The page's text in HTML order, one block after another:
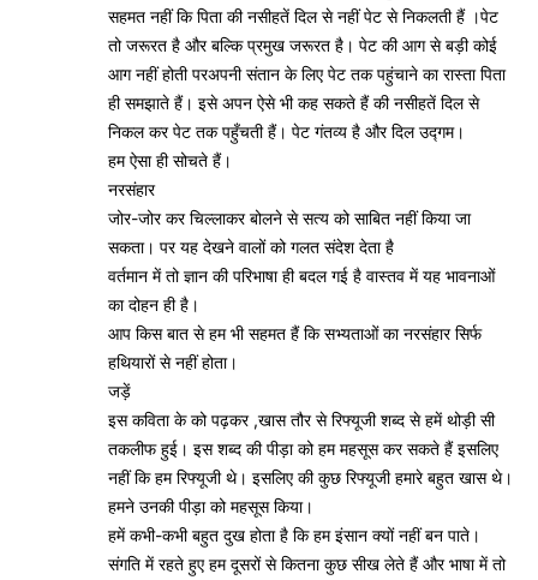
सहमत नहीं कि‌ पिता की नसीहतें दिल से नहीं पेट से निकलती हैं ।पेट
तो जरूरत है और बल्कि प्रमुख जरूरत है। पेट की आग से बड़ी कोई
आग नहीं होती परअपनी संतान के लिए पेट तक पहुंचाने का रास्ता पिता
ही समझाते हैं। इसे अपन ऐसे भी कह सकते हैं की नसीहतें दिल से
निकल कर पेट तक पहुँचती हैं। पेट गंतव्य है और दिल उद्गम।
हम ऐसा ही सोचते हैं।
नरसंहार
जोर-जोर कर चिल्लाकर बोलने से सत्य को साबित नहीं किया जा
सकता। पर यह देखने वालों को गलत संदेश देता है
वर्तमान में तो ज्ञान की परिभाषा ही बदल गई है वास्तव में यह भावनाओं
का दोहन ही है।
आप किस बात से हम भी सहमत हैं कि सभ्यताओं का नरसंहार सिर्फ
हथियारों से नहीं होता।
जड़ें
इस कविता के को पढ़कर ,खास तौर से रिफ्यूजी शब्द से हमें थोड़ी सी
तकलीफ हुई। इस शब्द की पीड़ा को हम महसूस कर सकते हैं इसलिए
नहीं कि हम रिफ्यूजी थे। इसलिए की कुछ रिफ्यूजी हमारे बहुत खास थे।
हमने उनकी पीड़ा को महसूस किया।
हमें कभी-कभी बहुत दुख होता है कि हम इंसान क्यों नहीं बन पाते।
संगति में रहते हुए हम दूसरों से कितना कुछ सीख लेते हैं और भाषा में तो